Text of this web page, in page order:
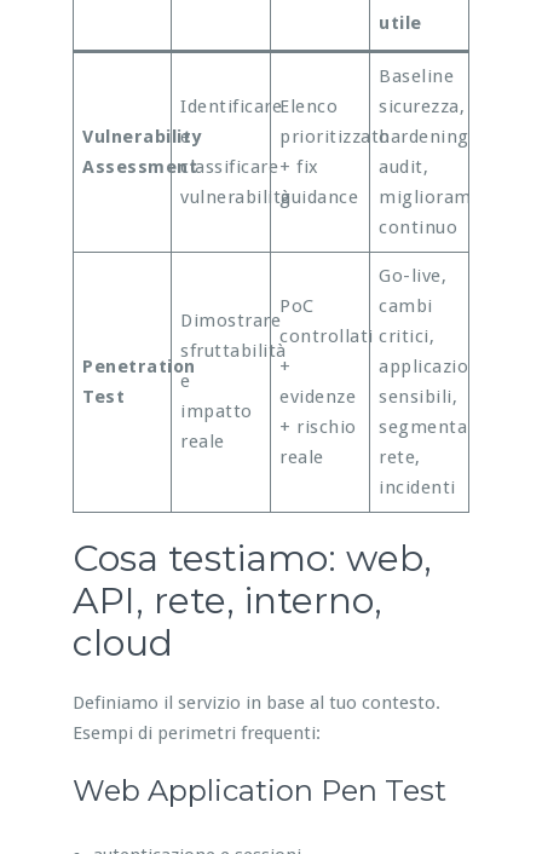
utile
Vulnerability
Assessment
Identificare
e
classificare
vulnerabilità
Elenco
prioritizzato
+ fix
guidance
Baseline
sicurezza,
hardening,
audit,
miglioramento
continuo
Penetration
Test
Dimostrare
sfruttabilità
e
impatto
reale
PoC
controllati
+
evidenze
+ rischio
reale
Go-live,
cambi
critici,
applicazioni
sensibili,
segmentazione
rete,
incidenti
Cosa testiamo: web,
API, rete, interno,
cloud
Definiamo il servizio in base al tuo contesto.
Esempi di perimetri frequenti:
Web Application Pen Test